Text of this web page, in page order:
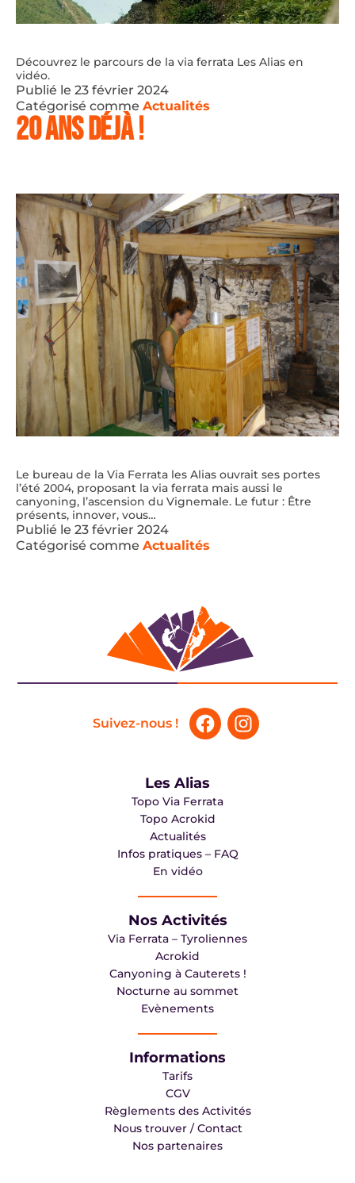
Découvrez le parcours de la via ferrata Les Alias en
vidéo.
Publié le 23 février 2024
Catégorisé comme Actualités
20 ANS DÉJÀ !
Le bureau de la Via Ferrata les Alias ouvrait ses portes
l’été 2004, proposant la via ferrata mais aussi le
canyoning, l’ascension du Vignemale. Le futur : Être
présents, innover, vous…
Publié le 23 février 2024
Catégorisé comme Actualités
Suivez-nous !
Les Alias
Topo Via Ferrata
Topo Acrokid
Actualités
Infos pratiques – FAQ
En vidéo
Nos Activités
Via Ferrata – Tyroliennes
Acrokid
Canyoning à Cauterets !
Nocturne au sommet
Evènements
Informations
Tarifs
CGV
Règlements des Activités
Nous trouver / Contact
Nos partenaires